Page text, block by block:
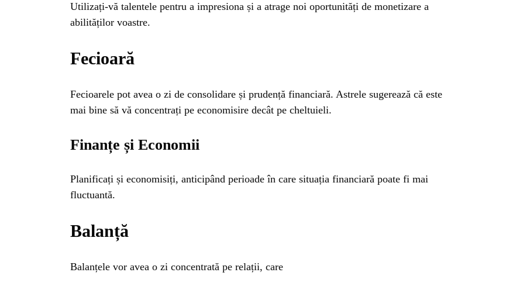
Utilizați-vă talentele pentru a impresiona și a atrage noi oportunități de monetizare a
abilităților voastre.
Fecioară
Fecioarele pot avea o zi de consolidare și prudență financiară. Astrele sugerează că este
mai bine să vă concentrați pe economisire decât pe cheltuieli.
Finanțe și Economii
Planificați și economisiți, anticipând perioade în care situația financiară poate fi mai
fluctuantă.
Balanță
Balanțele vor avea o zi concentrată pe relații, care